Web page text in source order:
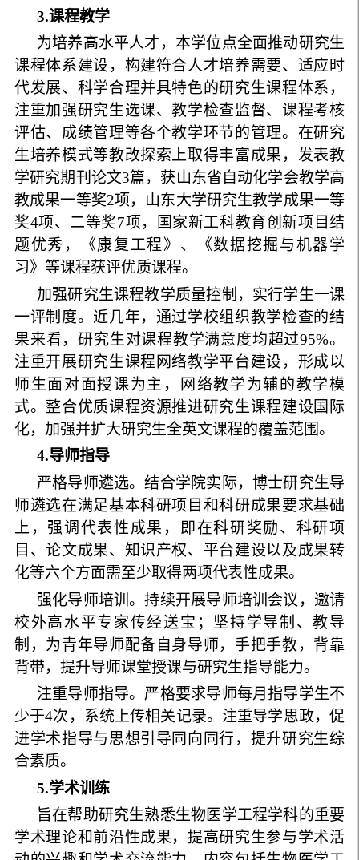
3.课程教学
为培养高水平人才，本学位点全面推动研究生
课程体系建设，构建符合人才培养需要、适应时
代发展、科学合理并具特色的研究生课程体系，
注重加强研究生选课、教学检查监督、课程考核
评估、成绩管理等各个教学环节的管理。在研究
生培养模式等教改探索上取得丰富成果，发表教
学研究期刊论文3篇， 获山东省自动化学会教学高
教成果一等奖2项，山东大学研究生教学成果一等
奖4项、二等奖7项，国家新工科教育创新项目结
题优秀，《康复工程》、《数据挖掘与机器学
习》等课程获评优质课程。
加强研究生课程教学质量控制，实行学生一课
一评制度。近几年，通过学校组织教学检查的结
果来看，研究生对课程教学满意度均超过95%。
注重开展研究生课程网络教学平台建设，形成以
师生面对面授课为主，网络教学为辅的教学模
式。整合优质课程资源推进研究生课程建设国际
化，加强并扩大研究生全英文课程的覆盖范围。
4.导师指导
严格导师遴选。结合学院实际，博士研究生导
师遴选在满足基本科研项目和科研成果要求基础
上，强调代表性成果，即在科研奖励、科研项
目、论文成果、知识产权、平台建设以及成果转
化等六个方面需至少取得两项代表性成果。
强化导师培训。持续开展导师培训会议，邀请
校外高水平专家传经送宝；坚持学导制、教导
制，为青年导师配备自身导师，手把手教，背靠
背带，提升导师课堂授课与研究生指导能力。
注重导师指导。严格要求导师每月指导学生不
少于4次，系统上传相关记录。注重导学思政，促
进学术指导与思想引导同向同行，提升研究生综
合素质。
5.学术训练
旨在帮助研究生熟悉生物医学工程学科的重要
学术理论和前沿性成果，提高研究生参与学术活